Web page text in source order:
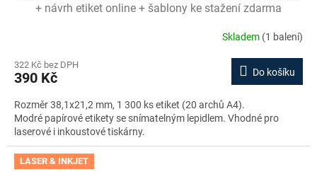
+ návrh etiket online + šablony ke stažení zdarma
Skladem (1 balení)
322 Kč bez DPH
390 Kč Do košíku
Rozměr 38,1x21,2 mm, 1 300 ks etiket (20 archů A4).
Modré papírové etikety se snímatelným lepidlem. Vhodné pro
laserové i inkoustové tiskárny.
LASER & INKJET